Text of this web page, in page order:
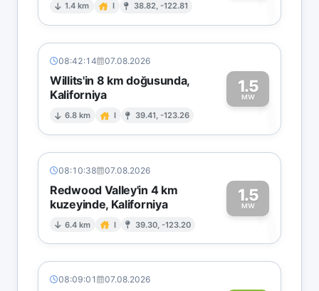
1.4 km I 38.82, -122.81
08:42:14 07.08.2026
Willits'in 8 km doğusunda,
Kaliforniya
6.8 km I 39.41, -123.26
1.5
MW1
08:10:38 07.08.2026
Redwood Valley'in 4 km
kuzeyinde, Kaliforniya
6.4 km I 39.30, -123.20
1.5
MW1
08:09:01 07.08.2026